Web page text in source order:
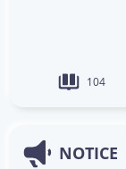
104
NOTICE